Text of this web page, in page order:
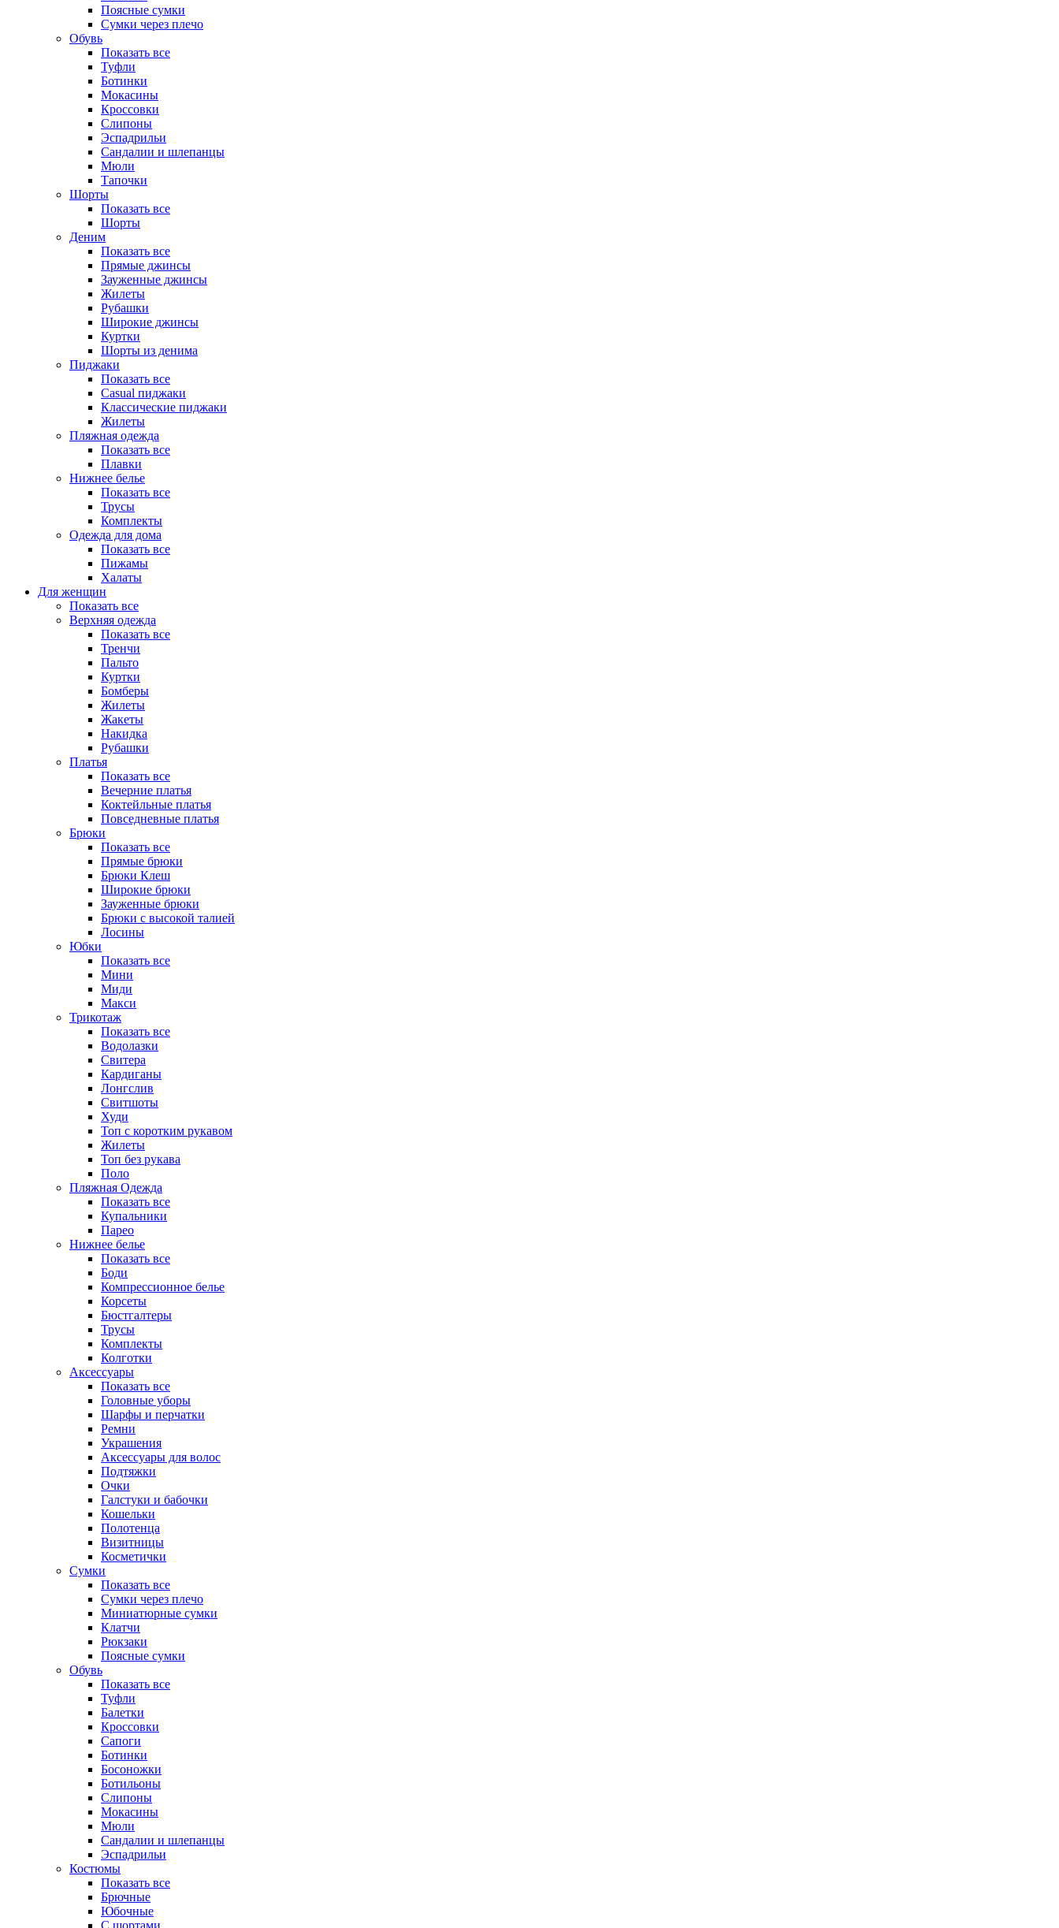
Поясные сумки
Сумки через плечо
Обувь
Показать все
Туфли
Ботинки
Мокасины
Кроссовки
Слипоны
Эспадрильи
Сандалии и шлепанцы
Мюли
Тапочки
Шорты
Показать все
Шорты
Деним
Показать все
Прямые джинсы
Зауженные джинсы
Жилеты
Рубашки
Широкие джинсы
Куртки
Шорты из денима
Пиджаки
Показать все
Casual пиджаки
Классические пиджаки
Жилеты
Пляжная одежда
Показать все
Плавки
Нижнее белье
Показать все
Трусы
Комплекты
Одежда для дома
Показать все
Пижамы
Халаты
Для женщин
Показать все
Верхняя одежда
Показать все
Тренчи
Пальто
Куртки
Бомберы
Жилеты
Жакеты
Накидка
Рубашки
Платья
Показать все
Вечерние платья
Коктейльные платья
Повседневные платья
Брюки
Показать все
Прямые брюки
Брюки Клеш
Широкие брюки
Зауженные брюки
Брюки с высокой талией
Лосины
Юбки
Показать все
Мини
Миди
Макси
Трикотаж
Показать все
Водолазки
Свитера
Кардиганы
Лонгслив
Свитшоты
Худи
Топ с коротким рукавом
Жилеты
Топ без рукава
Поло
Пляжная Одежда
Показать все
Купальники
Парео
Нижнее белье
Показать все
Боди
Компрессионное белье
Корсеты
Бюстгалтеры
Трусы
Комплекты
Колготки
Аксессуары
Показать все
Головные уборы
Шарфы и перчатки
Ремни
Украшения
Аксессуары для волос
Подтяжки
Очки
Галстуки и бабочки
Кошельки
Полотенца
Визитницы
Косметички
Сумки
Показать все
Сумки через плечо
Миниатюрные cумки
Клатчи
Рюкзаки
Поясные сумки
Обувь
Показать все
Туфли
Балетки
Кроссовки
Сапоги
Ботинки
Босоножки
Ботильоны
Слипоны
Мокасины
Мюли
Сандалии и шлепанцы
Эспадрильи
Костюмы
Показать все
Брючные
Юбочные
С шортами